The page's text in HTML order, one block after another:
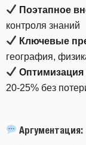
Поэтапное
контроля знаний
Ключевые
география,
20-25% без
Аргументация: